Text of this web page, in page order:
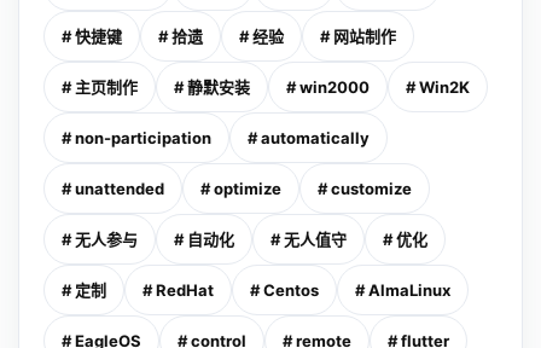
# 快捷键 # 拾遗 # 经验 # 网站制作
# 主页制作 # 静默安装 # win2000 # Win2K
# non-participation # automatically
# unattended # optimize # customize
# 无人参与 # 自动化 # 无人值守 # 优化
# 定制 # RedHat # Centos # AlmaLinux
# EagleOS # control # remote # flutter